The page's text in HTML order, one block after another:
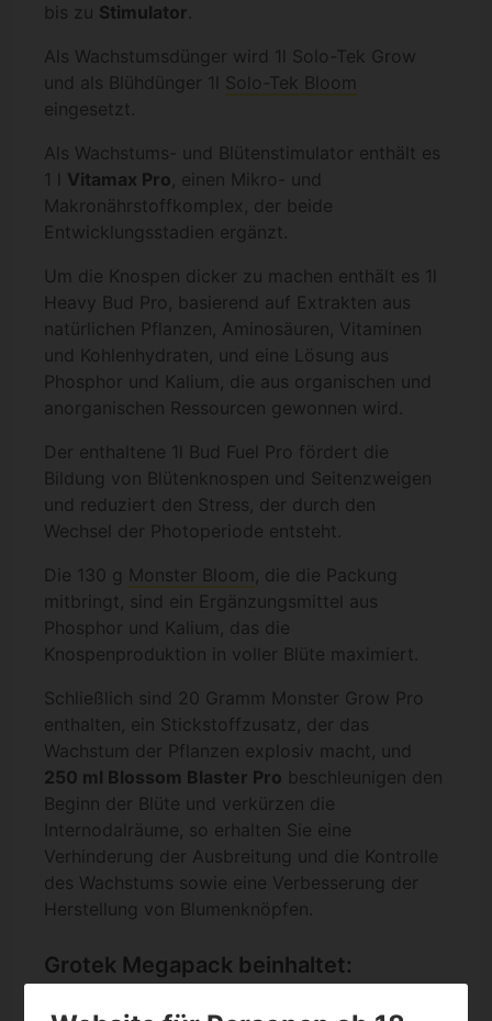
bis zu Stimulator.
Als Wachstumsdünger wird 1l Solo-Tek Grow
und als Blühdünger 1l Solo-Tek Bloom
eingesetzt.
Als Wachstums- und Blütenstimulator enthält es
1 l Vitamax Pro, einen Mikro- und
Makronährstoffkomplex, der beide
Entwicklungsstadien ergänzt.
Um die Knospen dicker zu machen enthält es 1l
Heavy Bud Pro, basierend auf Extrakten aus
natürlichen Pflanzen, Aminosäuren, Vitaminen
und Kohlenhydraten, und eine Lösung aus
Phosphor und Kalium, die aus organischen und
anorganischen Ressourcen gewonnen wird.
Der enthaltene 1l Bud Fuel Pro fördert die
Bildung von Blütenknospen und Seitenzweigen
und reduziert den Stress, der durch den
Wechsel der Photoperiode entsteht.
Die 130 g Monster Bloom , die die Packung
mitbringt, sind ein Ergänzungsmittel aus
Phosphor und Kalium, das die
Knospenproduktion in voller Blüte maximiert.
Schließlich sind 20 Gramm Monster Grow Pro
enthalten, ein Stickstoffzusatz, der das
Wachstum der Pflanzen explosiv macht, und
250 ml Blossom Blaster Pro beschleunigen den
Beginn der Blüte und verkürzen die
Internodalräume, so erhalten Sie eine
Verhinderung der Ausbreitung und die Kontrolle
des Wachstums sowie eine Verbesserung der
Herstellung von Blumenknöpfen.
Grotek Megapack beinhaltet:
1x 1l Solo-Tek Grow